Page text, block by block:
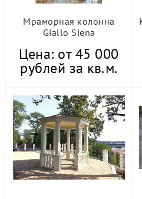
Мраморная колонна
Giallo Siena
Цена: от 45 000
рублей за кв.м.